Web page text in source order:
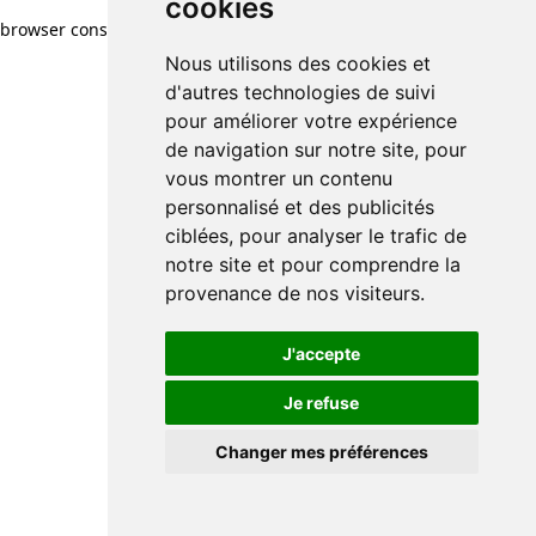
cookies
Nous utilisons des cookies et
d'autres technologies de suivi
pour améliorer votre expérience
de navigation sur notre site, pour
vous montrer un contenu
personnalisé et des publicités
ciblées, pour analyser le trafic de
notre site et pour comprendre la
provenance de nos visiteurs.
J'accepte
Je refuse
Changer mes préférences
browser console for more information)